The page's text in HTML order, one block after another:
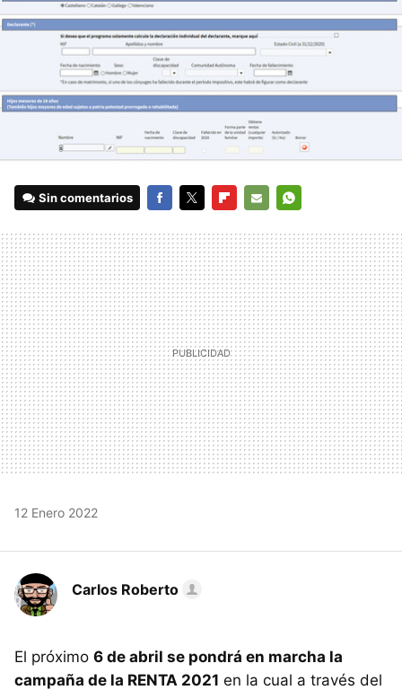
Sin comentarios
MAIL
12 Enero 2022
Carlos Roberto
El próximo 6 de abril se pondrá en marcha la
campaña de la RENTA 2021 en la cual a través del